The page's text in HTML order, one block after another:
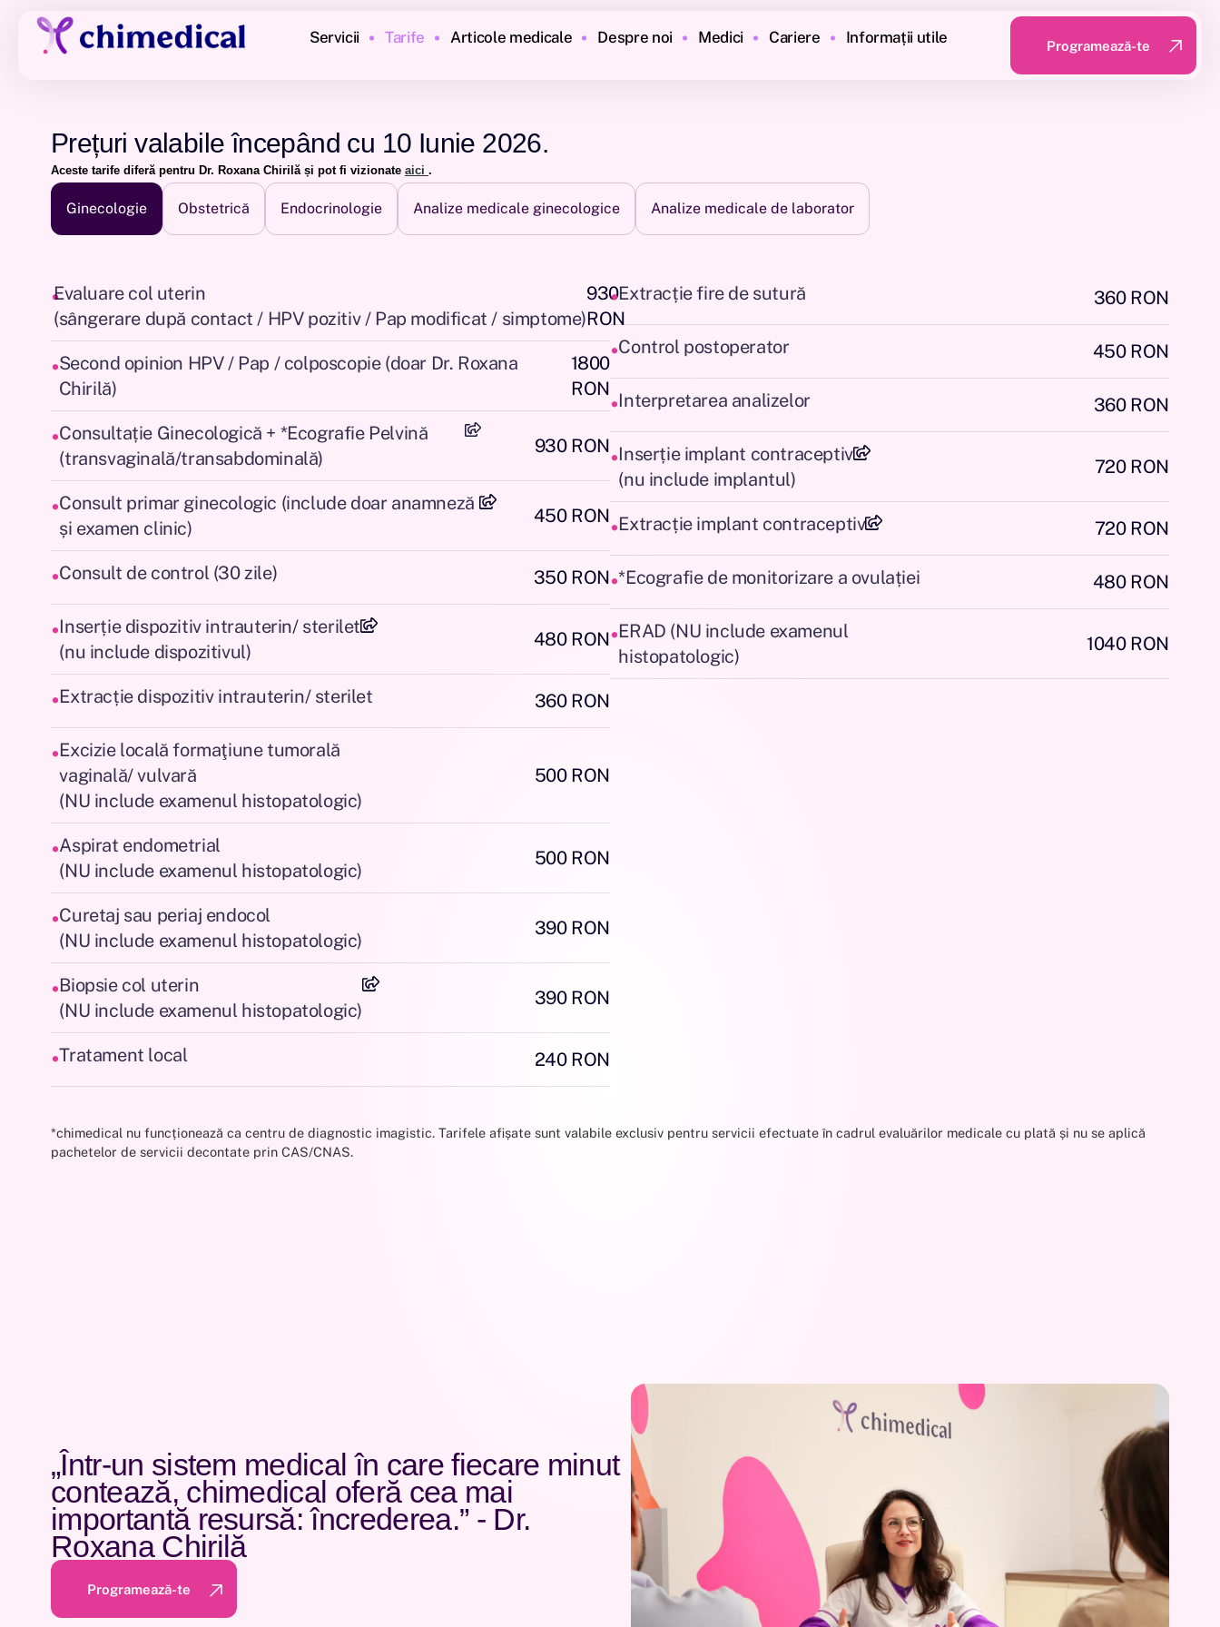
Servicii Tarife Articole medicale Despre noi Medici Cariere Informații utile
Programează-te
Prețuri valabile începând cu 10 Iunie 2026.
Aceste tarife diferă pentru Dr. Roxana Chirilă și pot fi vizionate aici .
Ginecologie Obstetrică Endocrinologie Analize medicale ginecologice Analize medicale de laborator
•
Evaluare col uterin
(sângerare după contact / HPV pozitiv / Pap modificat / simptome)
930
RON
•Second opinion HPV / Pap / colposcopie (doar Dr. Roxana
Chirilă)
1800
RON
•Consultație Ginecologică + *Ecografie Pelvină
(transvaginală/transabdominală)
930 RON
•Consult primar ginecologic (include doar anamneză
și examen clinic)
450 RON
•Consult de control (30 zile) 350 RON
•Inserție dispozitiv intrauterin/ sterilet
(nu include dispozitivul)
480 RON
•Extracție dispozitiv intrauterin/ sterilet 360 RON
•Excizie locală formaţiune tumorală
vaginală/ vulvară
(NU include examenul histopatologic)
500 RON
•Aspirat endometrial
(NU include examenul histopatologic)
500 RON
•Curetaj sau periaj endocol
(NU include examenul histopatologic)
390 RON
•Biopsie col uterin
(NU include examenul histopatologic)
390 RON
•Tratament local 240 RON
•Extracție fire de sutură 360 RON
•Control postoperator 450 RON
•Interpretarea analizelor 360 RON
•Inserție implant contraceptiv
(nu include implantul)
720 RON
•Extracție implant contraceptiv 720 RON
•*Ecografie de monitorizare a ovulației 480 RON
•ERAD (NU include examenul
histopatologic)
1040 RON
*chimedical nu funcționează ca centru de diagnostic imagistic. Tarifele afișate sunt valabile exclusiv pentru servicii efectuate în cadrul evaluărilor medicale cu plată și nu se aplică
pachetelor de servicii decontate prin CAS/CNAS.
„Într-un sistem medical în care fiecare minut
contează, chimedical oferă cea mai
importantă resursă: încrederea.” - Dr.
Roxana Chirilă
Programează-te